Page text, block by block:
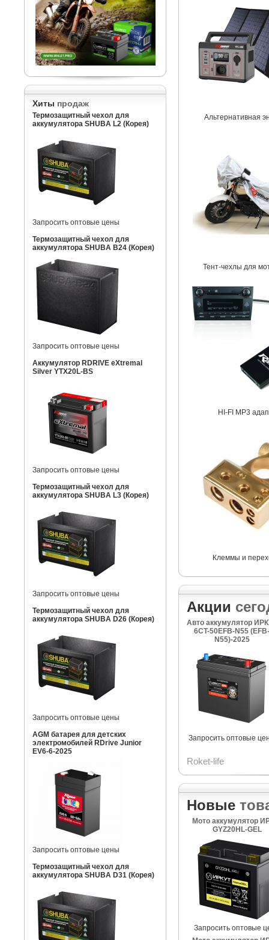
Хиты продаж
Термозащитный чехол для
аккумулятора SHUBA L2 (Корея)
Запросить оптовые цены
Термозащитный чехол для
аккумулятора SHUBA B24 (Корея)
Запросить оптовые цены
Аккумулятор RDRIVE eXtremal
Silver YTX20L-BS
Запросить оптовые цены
Термозащитный чехол для
аккумулятора SHUBA L3 (Корея)
Запросить оптовые цены
Термозащитный чехол для
аккумулятора SHUBA D26 (Корея)
Запросить оптовые цены
AGM батарея для детских
электромобилей RDrive Junior
EV6-6-2025
Запросить оптовые цены
Термозащитный чехол для
аккумулятора SHUBA D31 (Корея)
Альтернативная
Тент-чехлы для
HI-FI MP3
Клеммы и
Акции
Авто аккумулятор
6CT-50EFB-N55 (EFB-
N55)-2025
Запросить оптовые
Roket-life
Новые
Мото аккумулятор
GYZ20HL-GEL
Запросить оптовые